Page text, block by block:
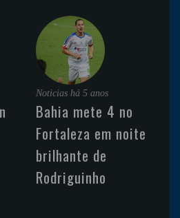
Noticias há 5 anos
Bahia mete 4 no
Fortaleza em noite
brilhante de
Rodriguinho